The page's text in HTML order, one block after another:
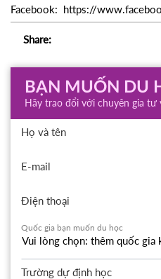
Facebook: https://
Share:
BẠN MUỐN DU
Hãy trao đổi với chuyên gia tư
Họ và tên
E-mail
Điện thoại
Quốc gia bạn muốn du học
Trường dự định học